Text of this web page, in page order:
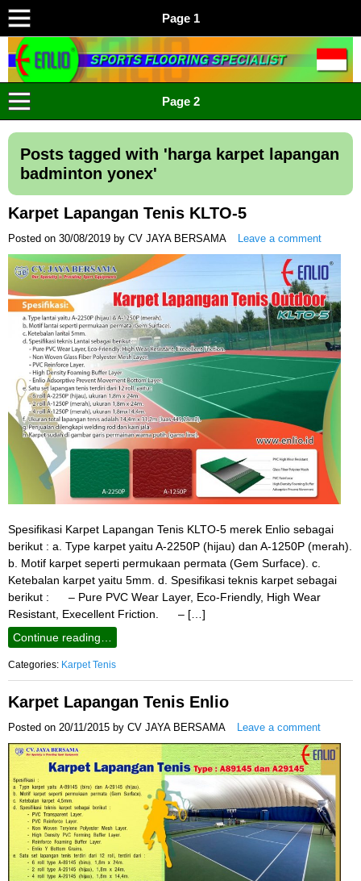
Page 1
ENLIO INDONESIA
Menyediakan Karpet Lapangan Olahraga Yang Lengkap
Page 2
Posts tagged with ' harga karpet lapangan
badminton yonex'
Karpet Lapangan Tenis KLTO-5
Posted on 30/08/2019 by CV JAYA BERSAMA Leave a comment
Spesifikasi Karpet Lapangan Tenis KLTO-5 merek Enlio sebagai
berikut : a. Type karpet yaitu A-2250P (hijau) dan A-1250P (merah).
b. Motif karpet seperti permukaan permata (Gem Surface). c.
Ketebalan karpet yaitu 5mm. d. Spesifikasi teknis karpet sebagai
berikut : – Pure PVC Wear Layer, Eco-Friendly, High Wear
Resistant, Execellent Friction. – […]
Continue reading…
Categories: Karpet Tenis
Karpet Lapangan Tenis Enlio
Posted on 20/11/2015 by CV JAYA BERSAMA Leave a comment